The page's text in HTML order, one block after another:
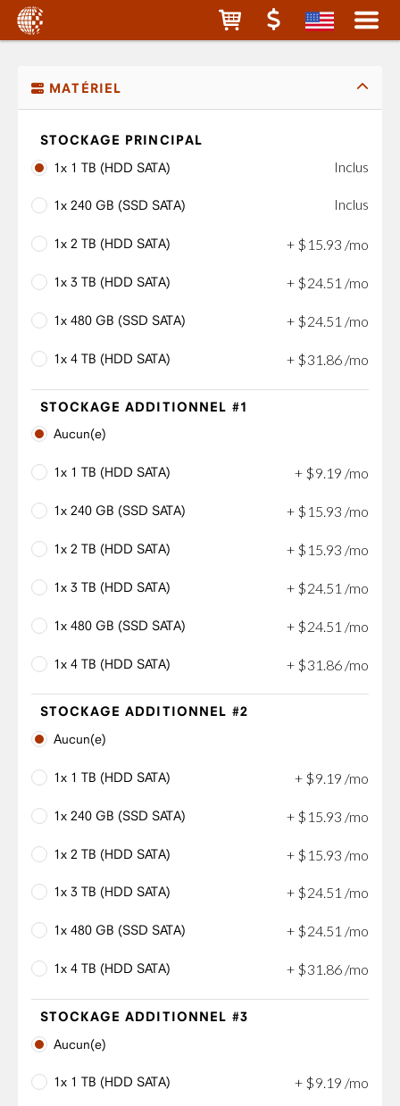
MATÉRIEL
STOCKAGE PRINCIPAL
1x 1 TB (HDD SATA)
Inclus
1x 240 GB (SSD SATA) Inclus
1x 2 TB (HDD SATA) + $ 15.93 /mo
1x 3 TB (HDD SATA) + $24.51 /mo
1x 480 GB (SSD SATA) + $24.51 /mo
1x 4 TB (HDD SATA) + $31 .86 /mo
STOCKAGE ADDITIONNEL #1
Aucun(e)
1x 1 TB (HDD SATA) + $9.19 /mo
1x 240 GB (SSD SATA) + $ 15.93 /mo
1x 2 TB (HDD SATA) + $ 15.93 /mo
1x 3 TB (HDD SATA) + $24 51 /mo
1x 480 GB (SSD SATA) + $24 51 /mo
1x 4 TB (HDD SATA) + $31 86 /mo
STOCKAGE ADDITIONNEL #2
Aucun(e)
1x 1 TB (HDD SATA) + $9 19 /mo
1x 240 GB (SSD SATA) + $ 15 93 /mo
1x 2 TB (HDD SATA) + $ 15 93 /mo
1x 3 TB (HDD SATA) + $24.51 /mo
1x 480 GB (SSD SATA) + $24.51 /mo
1x 4 TB (HDD SATA) + $31 .86 /mo
STOCKAGE ADDITIONNEL #3
Aucun(e)
1x 1 TB (HDD SATA) + $9.19 /mo